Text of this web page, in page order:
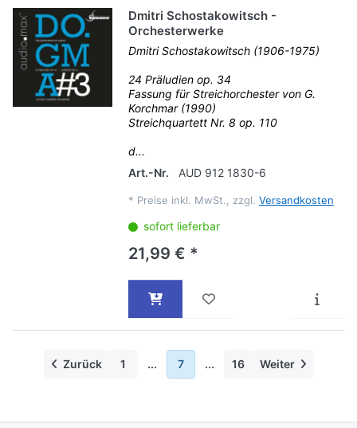
Dmitri Schostakowitsch -
Orchesterwerke
Dmitri Schostakowitsch (1906-1975)
24 Präludien op. 34
Fassung für Streichorchester von G.
Korchmar (1990)
Streichquartett Nr. 8 op. 110
d...
Art.-Nr.
AUD 912 1830-6
* Preise inkl. MwSt., zzgl. Versandkosten
sofort lieferbar
21,99 € *
Zurück 1 ... 7 ... 16 Weiter